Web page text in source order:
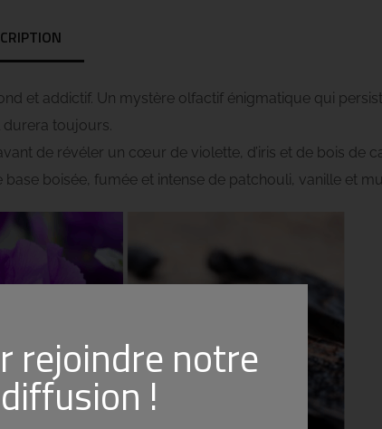
et addictif. Un mystère olfactif énigmatique qui
durera toujours.
de révéler un cœur de violette, d’iris et de bois de
boisée, fumée et intense de patchouli, vanille et
rejoindre notre
!